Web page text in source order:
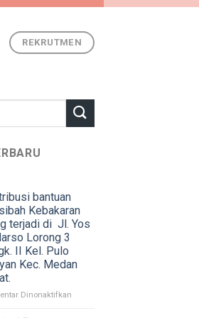
REKRUTMEN
bantuan
Kebakaran
terjadi di Jl. Yos
Lorong 3
II Kel. Pulo
Kec. Medan
Dinonaktifkanpada